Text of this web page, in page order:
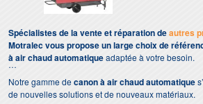
Spécialistes de la vente et réparation deautres
Motralec vous propose un large choix de
à air chaud automatiqueadaptée à votre besoin.
Notre gamme decanon à air chaud automatique
de nouvelles solutions et de nouveaux matériaux.